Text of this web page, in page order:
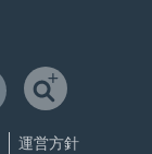
運営方針